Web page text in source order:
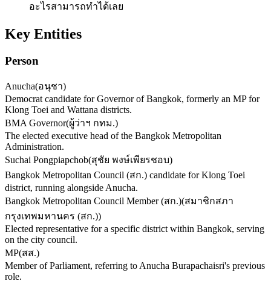
อะไรสามารถทำได้เลย
Key Entities
Person
Anucha(อนุชา)
Democrat candidate for Governor of Bangkok, formerly an MP for
Klong Toei and Wattana districts.
BMA Governor(ผู้ว่าฯ กทม.)
The elected executive head of the Bangkok Metropolitan
Administration.
Suchai Pongpiapchob(สุชัย พงษ์เพียรชอบ)
Bangkok Metropolitan Council (สก.) candidate for Klong Toei
district, running alongside Anucha.
Bangkok Metropolitan Council Member (สก.)(สมาชิกสภา
กรุงเทพมหานคร (สก.))
Elected representative for a specific district within Bangkok, serving
on the city council.
MP(สส.)
Member of Parliament, referring to Anucha Burapachaisri's previous
role.